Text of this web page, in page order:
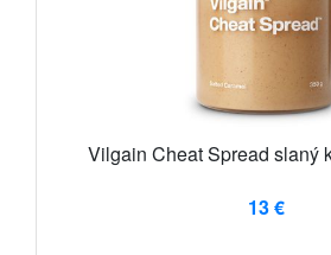
Vilgain Cheat Spread slaný
13 €